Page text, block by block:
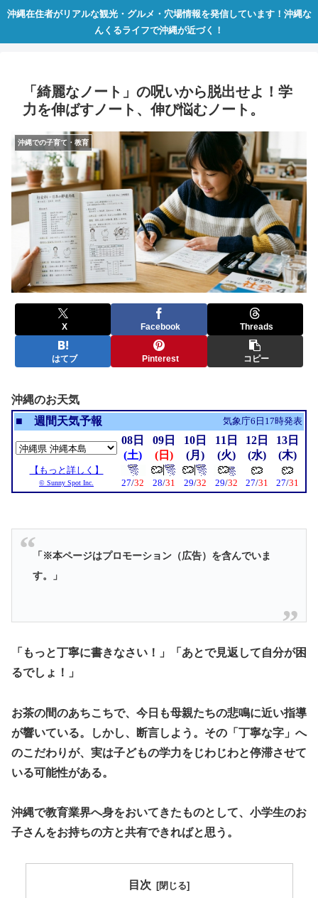
沖縄在住者がリアルな観光・グルメ・穴場情報を発信しています！沖縄な
んくるライフで沖縄が近づく！
​「綺麗なノート」の呪いから脱出せよ！学
力を伸ばすノート、伸び悩むノート。
沖縄での子育て・教育
X Facebook Threads
はてブ Pinterest コピー
沖縄のお天気
「※本ページはプロモーション（広告）を含んでいま
す。」
​「もっと丁寧に書きなさい！」「あとで見返して自分が困
るでしょ！」
お茶の間のあちこちで、今日も母親たちの悲鳴に近い指導
が響いている。しかし、断言しよう。その「丁寧な字」へ
のこだわりが、実は子どもの学力をじわじわと停滞させて
いる可能性がある。
沖縄で教育業界へ身をおいてきたものとして、小学生のお
子さんをお持ちの方と共有できればと思う。
目次